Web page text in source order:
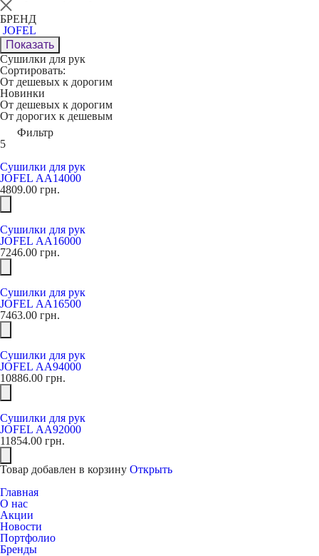
БРЕНД
JOFEL
Показать
Сушилки для рук
Сортировать:
От дешевых к дорогим
Новинки
От дешевых к дорогим
От дорогих к дешевым
Фильтр
5
Сушилки для рук
JOFEL АА14000
4809.00 грн.
Сушилки для рук
JOFEL АА16000
7246.00 грн.
Сушилки для рук
JOFEL АА16500
7463.00 грн.
Сушилки для рук
JOFEL АА94000
10886.00 грн.
Сушилки для рук
JOFEL АА92000
11854.00 грн.
Товар добавлен в корзину Открыть
Главная
О нас
Акции
Новости
Портфолио
Бренды